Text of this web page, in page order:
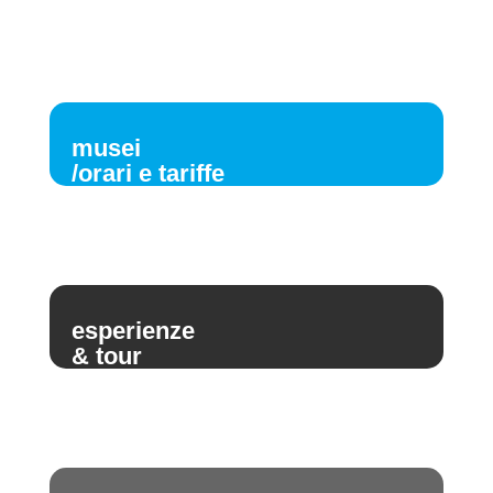
musei
/orari e tariffe
esperienze
& tour